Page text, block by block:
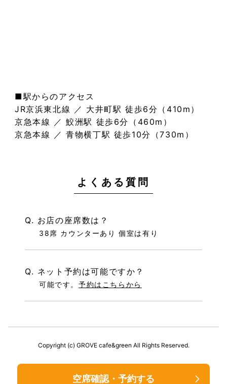
空席確認・予約する
■駅からのアクセス
JR京浜東北線 ／ 大井町駅 徒歩6分（410m）
京急本線 ／ 鮫洲駅 徒歩6分（460m）
京急本線 ／ 青物横丁駅 徒歩10分（730m）
よくある質問
Q. お店の座席数は？
38席 カウンターあり 個室は有り
Q. ネット予約は可能ですか？
可能です。 予約はこちらから
Copyright (c) GROVE cafe&green All Rights Reserved.